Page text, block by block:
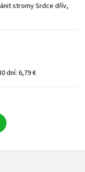
stromy Srdce dřív,
dní: 6,79 €